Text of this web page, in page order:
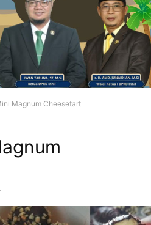
Magnum Cheesetart